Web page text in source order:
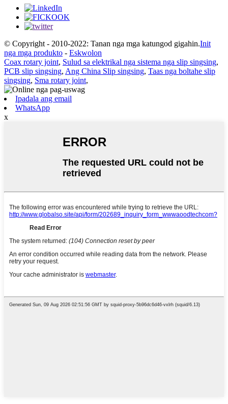
© Copyright - 2010-2022: Tanan nga mga katungod gigahin.Init
nga mga produkto - Eskwolon
Coax rotary joint, Sulud sa elektrikal nga sistema nga slip singsing,
PCB slip singsing, Ang China Slip singsing, Taas nga boltahe slip
singsing, Sma rotary joint,
Ipadala ang email
WhatsApp
x